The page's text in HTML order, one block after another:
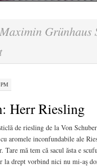
Maximin Grünhaus
Herr Riesling
de riesling de la Von
aromele inconfundabile ale
Tare mă tem că sacul ăsta e
drept vorbind nici nu mi-aş